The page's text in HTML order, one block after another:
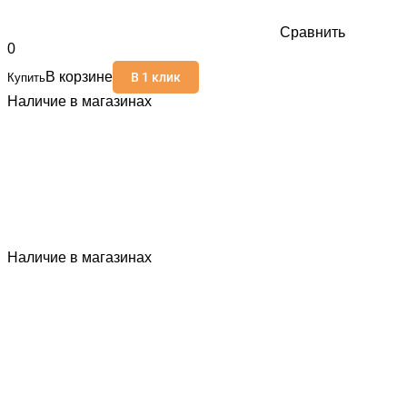
Сравнить
0
КупитьВ корзине В 1 клик
Наличие в магазинах
Наличие в магазинах